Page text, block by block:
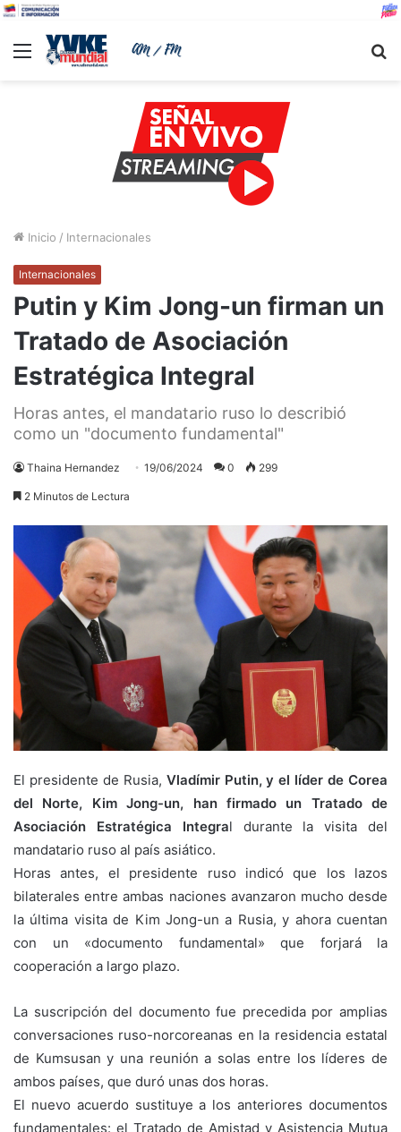
Menu
Inicio / Internacionales
Internacionales
Putin y Kim Jong-un firman un
Tratado de Asociación
Estratégica Integral
Horas antes, el mandatario ruso lo describió
como un "documento fundamental"
Thaina Hernandez 19/06/2024 0 299
2 Minutos de Lectura
El presidente de Rusia, Vladímir Putin, y el líder de Corea
del Norte, Kim Jong-un, han firmado un Tratado de
Asociación Estratégica Integral durante la visita del
mandatario ruso al país asiático.
Horas antes, el presidente ruso indicó que los lazos
bilaterales entre ambas naciones avanzaron mucho desde
la última visita de Kim Jong-un a Rusia, y ahora cuentan
con un «documento fundamental» que forjará la
cooperación a largo plazo.
La suscripción del documento fue precedida por amplias
conversaciones ruso-norcoreanas en la residencia estatal
de Kumsusan y una reunión a solas entre los líderes de
ambos países, que duró unas dos horas.
El nuevo acuerdo sustituye a los anteriores documentos
fundamentales: el Tratado de Amistad y Asistencia Mutua